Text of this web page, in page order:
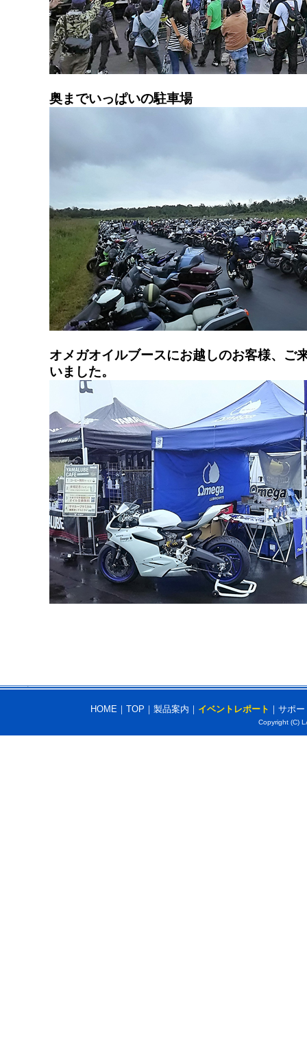
奥までいっぱいの駐車場
オメガオイルブースにお越しのお客様、ご
いました。
HOME ｜ TOP ｜ 製品案内 ｜ イベントレポート ｜ サポー
Copyright (C)